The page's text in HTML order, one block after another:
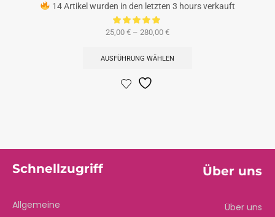
14 Artikel wurden in den letzten 3 hours verkauft
25,00 € – 280,00 €
AUSFÜHRUNG WÄHLEN
Schnellzugriff
Allgemeine
Über uns
Über uns